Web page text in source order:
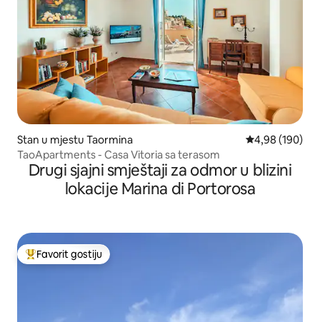
Stan u mjestu Taormina prosječna
4,98 (190)
TaoApartments - Casa Vitoria sa terasom
Drugi sjajni smještaji za odmor u blizini
lokacije Marina di Portorosa
Glavni favorit gostiju
Favorit gostiju